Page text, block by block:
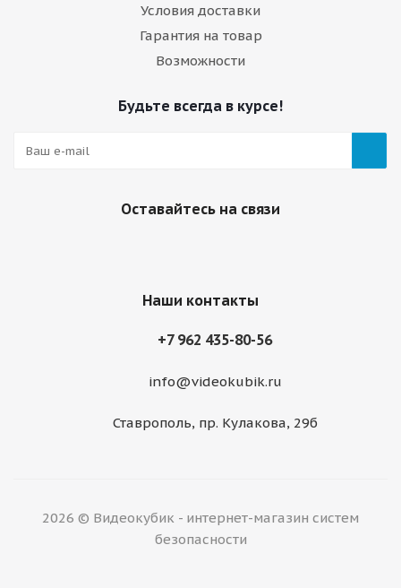
Условия доставки
Гарантия на товар
Возможности
Будьте всегда в курсе!
Оставайтесь на связи
Наши контакты
+7 962 435-80-56
info@videokubik.ru
Ставрополь, ​пр. Кулакова, 29б
2026 © Видеокубик - интернет-магазин систем
безопасности